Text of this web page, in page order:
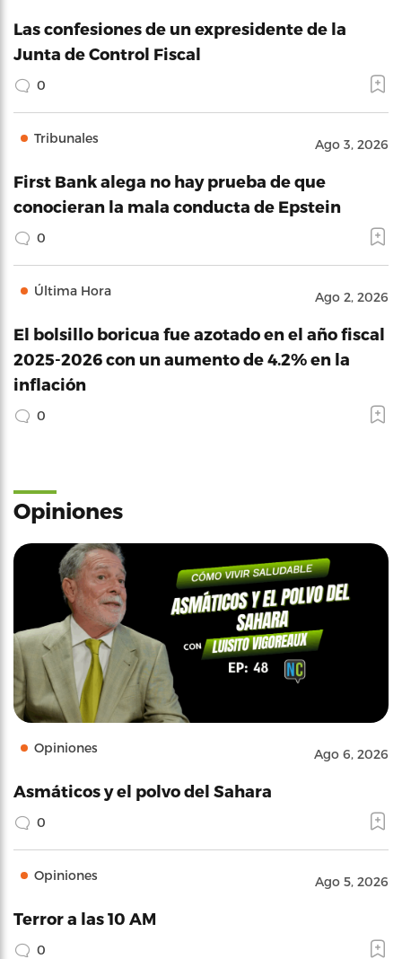
Las confesiones de un expresidente de la
Junta de Control Fiscal
0
Tribunales Ago 3, 2026
First Bank alega no hay prueba de que
conocieran la mala conducta de Epstein
0
Última Hora Ago 2, 2026
El bolsillo boricua fue azotado en el año fiscal
2025-2026 con un aumento de 4.2% en la
inflación
0
Opiniones
Opiniones Ago 6, 2026
Asmáticos y el polvo del Sahara
0
Opiniones Ago 5, 2026
Terror a las 10 AM
0